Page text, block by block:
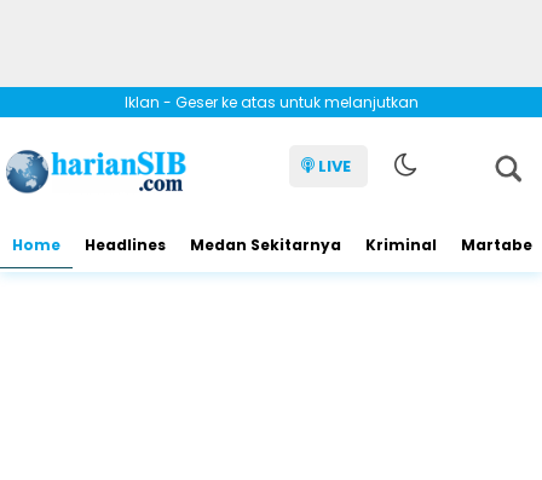
Iklan - Geser ke atas untuk melanjutkan
LIVE
Home Headlines Medan Sekitarnya Kriminal Martabe